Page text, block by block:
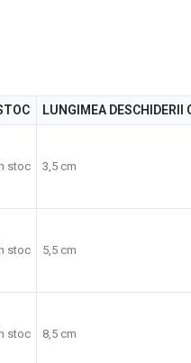
LUNGIMEA DESCHIDERII
stoc 3,5 cm
stoc 5,5 cm
stoc 8,5 cm